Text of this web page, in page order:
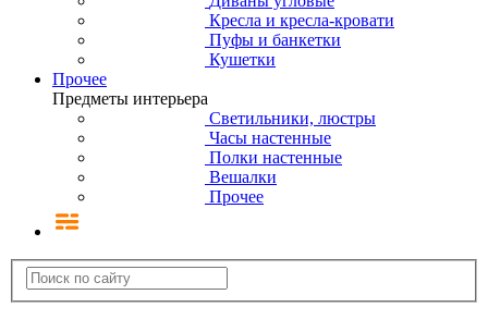
Кресла и кресла-кровати
Пуфы и банкетки
Кушетки
Прочее
Предметы интерьера
Светильники, люстры
Часы настенные
Полки настенные
Вешалки
Прочее